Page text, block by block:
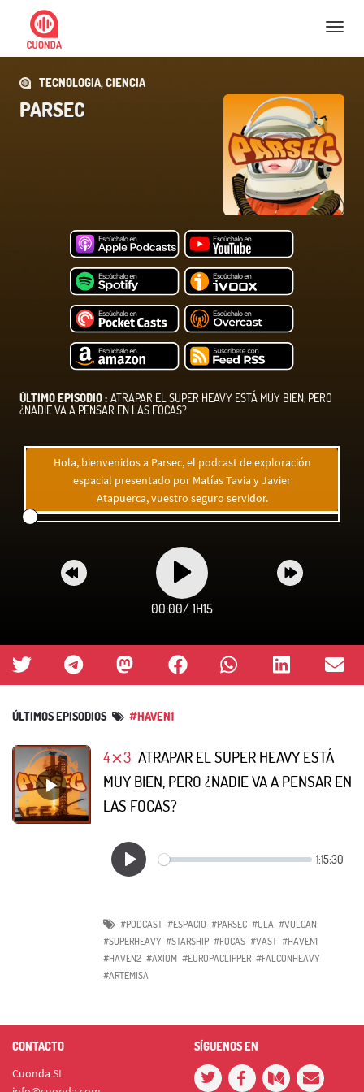
Nav
TECNOLOGIA, CIENCIA
PARSEC
ÚLTIMO EPISODIO : ATRAPAR EL SUPER HEAVY ESTÁ MUY BIEN, PERO
¿NADIE VA A PENSAR EN LAS FOCAS?
Hola, bienvenidos a Parsec, el podcast de exploración
espacial presentado por Matías Tavia y Javier
Atapuerca, vuestro seguro servidor.
00:00/ 1H15
ÚLTIMOS EPISODIOS #HAVEN1
4⨯3 ATRAPAR EL SUPER HEAVY ESTÁ
MUY BIEN, PERO ¿NADIE VA A PENSAR EN
LAS FOCAS?
#PODCAST #ESPACIO #PARSEC #ULA #VULCAN
#SUPERHEAVY #STARSHIP #FOCAS #VAST #HAVEN1
#HAVEN2 #AXIOM #EUROPACLIPPER #FALCONHEAVY
#ARTEMISA
CONTACTO
Cuonda SL
SÍGUENOS EN